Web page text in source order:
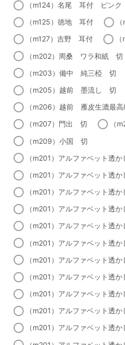
（m124）名尾 耳付 ピンク
（m125）徳地 耳付
（m127）吉野 耳付
（m202）周桑 ワラ和紙 切
（m203）備中 純三椏 切
（m205）越前 墨流し 切
（m206）越前 雁皮生漉最
（m207）門出 切
（
（m209）小国 切
（m201）アルファベット透か
（m201）アルファベット透か
（m201）アルファベット透か
（m201）アルファベット透か
（m201）アルファベット透か
（m201）アルファベット透か
（m201）アルファベット透か
（m201）アルファベット透か
（m201）アルファベット透か
（m201）アルファベット透か
（m201）アルファベット透か